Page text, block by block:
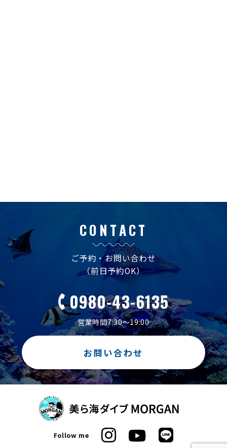
CONTACT
ご予約・お問い合わせ
（前日予約OK）
0980-43-6135
営業時間7:30～19:00
お問い合わせ
Follow me